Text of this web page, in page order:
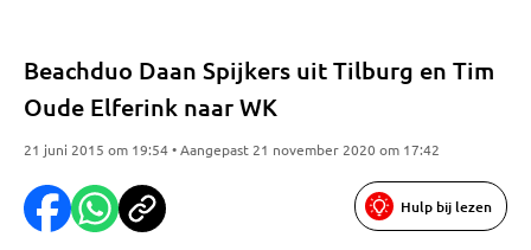
Beachduo Daan Spijkers uit Tilburg en Tim
Oude Elferink naar WK
21 juni 2015 om 19:54 • Aangepast 21 november 2020 om 17:42
Hulp bij lezen